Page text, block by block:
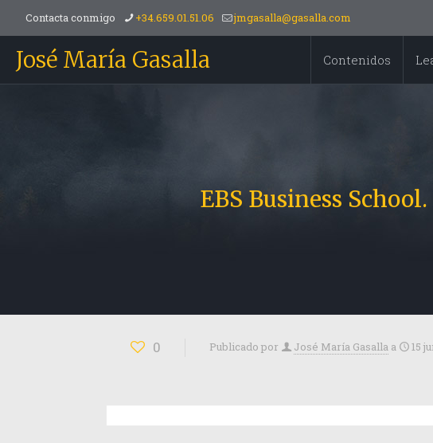
Contacta conmigo +34.659.01.51.06 jmgasalla@gasalla.com
José María Gasalla Contenidos
EBS Business
0 Publicado por José María Gasalla a 15